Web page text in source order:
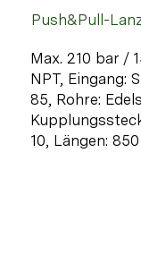
Max. 210 bar /
NPT, Eingang:
85, Rohre:
10, Längen:
Push&Pull-